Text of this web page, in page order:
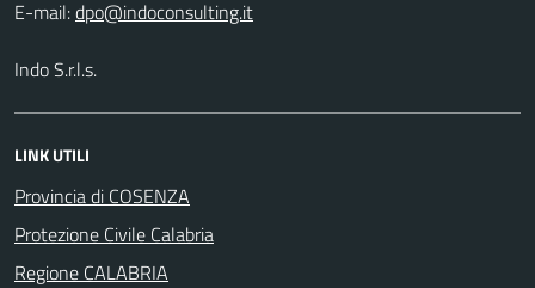
E-mail:
Indo S.r.l.s.
LINK UTILI
Provincia di COSENZA
Protezione Civile Calabria
Regione CALABRIA